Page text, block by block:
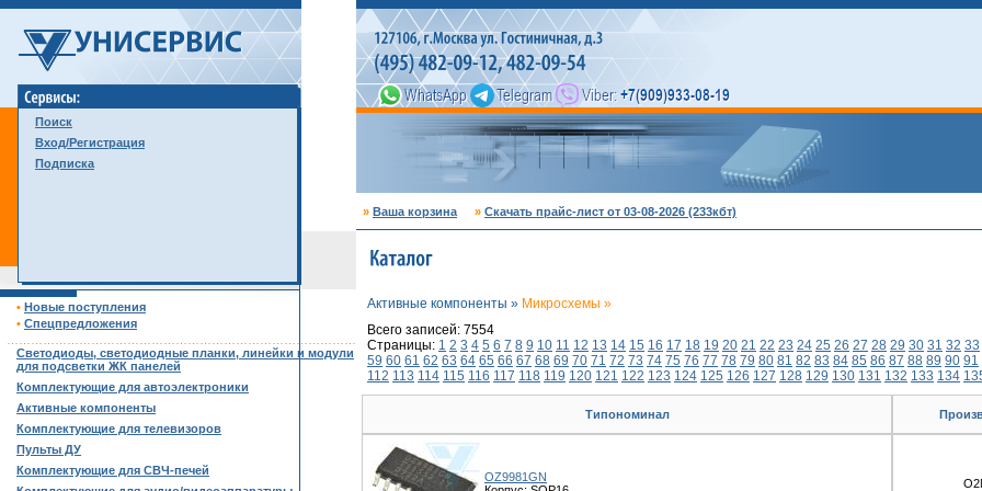
Поиск
Вход/Регистрация
Подписка
» Ваша корзина » Скачать прайс-лист от 03-08-2026 (233кбт)
• Новые поступления
• Спецпредложения
Светодиоды, светодиодные планки, линейки и модули
для подсветки ЖК панелей
Комплектующие для автоэлектроники
Активные компоненты
Комплектующие для телевизоров
Пульты ДУ
Комплектующие для СВЧ-печей
Активные компоненты » Микросхемы »
Всего записей: 7554
Страницы: 1 2 3 4 5 6 7 8 9 10 11 12 13 14 15 16 17 18 19 20 21 22 23 24 25 26 27 28 29 30 31 32 33
59 60 61 62 63 64 65 66 67 68 69 70 71 72 73 74 75 76 77 78 79 80 81 82 83 84 85 86 87 88 89 90 91
112 113 114 115 116 117 118 119 120 121 122 123 124 125 126 127 128 129 130 131 132 133 134
Типономинал
OZ9981GN